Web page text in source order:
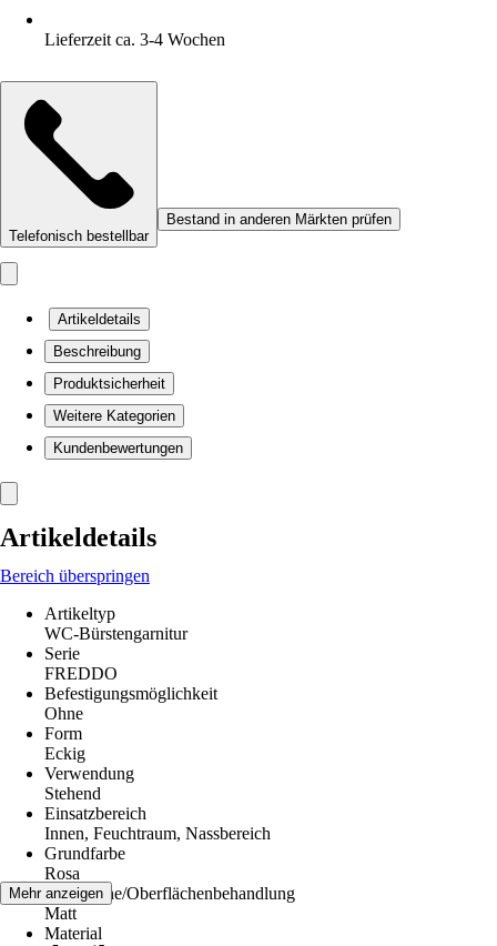
Lieferzeit ca. 3-4 Wochen
Telefonisch bestellbar
Bestand in anderen Märkten prüfen
Artikeldetails
Beschreibung
Produktsicherheit
Weitere Kategorien
Kundenbewertungen
Artikeldetails
Bereich überspringen
Artikeltyp
WC-Bürstengarnitur
Serie
FREDDO
Befestigungsmöglichkeit
Ohne
Form
Eckig
Verwendung
Stehend
Einsatzbereich
Innen, Feuchtraum, Nassbereich
Grundfarbe
Rosa
Oberfläche/Oberflächenbehandlung
Matt
Material
Mehr anzeigen